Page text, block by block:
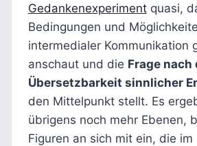
Gedankenexperimentquasi,
Bedingungen und
intermedialer Kommunikation
anschaut und die Frage nach
Übersetzbarkeit sinnlicher
den Mittelpunkt stellt. Es
übrigens noch mehr Ebenen,
Figuren an sich mit ein, die im